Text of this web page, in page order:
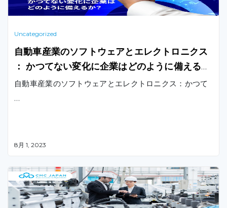
Uncategorized
自動車産業のソフトウェアとエレクトロニクス
： かつてない変化に企業はどのように備えるか
？
自動車産業のソフトウェアとエレクトロニクス：かつて
…
8月 1, 2023